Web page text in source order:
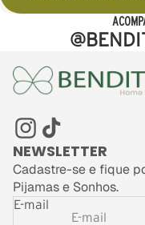
NEWSLETTER
Cadastre-se e fique
Pijamas e Sonhos.
E-mail